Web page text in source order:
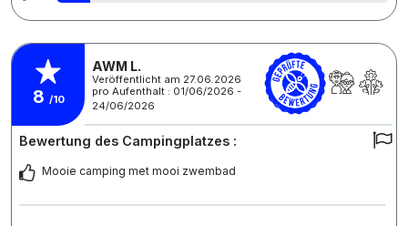
8 /10
AWM L.
Veröffentlicht am 27.06.2026
pro Aufenthalt : 01/06/2026 -
24/06/2026
Bewertung des Campingplatzes :
Mooie camping met mooi zwembad